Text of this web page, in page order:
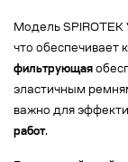
Модель
что обеспечивает
фильтрующая
эластичным
важно для
работ.